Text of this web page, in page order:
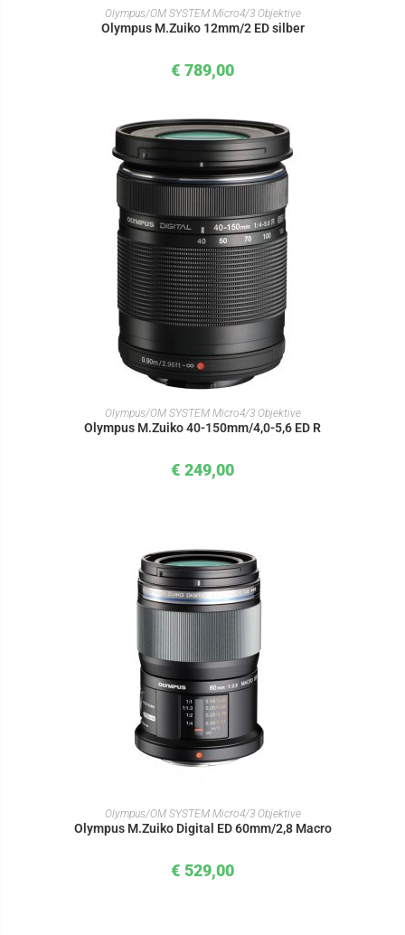
IN DEN WARENKORB
Olympus/OM SYSTEM Micro4/3 Objektive
Olympus M.Zuiko 12mm/2 ED silber
€ 789,00
IN DEN WARENKORB
Olympus/OM SYSTEM Micro4/3 Objektive
Olympus M.Zuiko 40-150mm/4,0-5,6 ED R
€ 249,00
IN DEN WARENKORB
Olympus/OM SYSTEM Micro4/3 Objektive
Olympus M.Zuiko Digital ED 60mm/2,8 Macro
€ 529,00